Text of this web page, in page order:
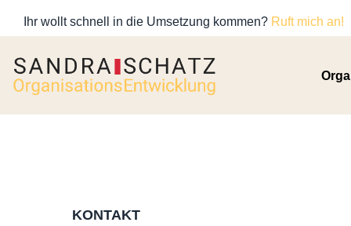
Ihr wollt schnell in die Umsetzung kommen? Ruft mich an!
KONTAKT